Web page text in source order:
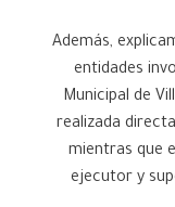
Además,
entidades
Municipal de
realizada
mientras que
ejecutor y